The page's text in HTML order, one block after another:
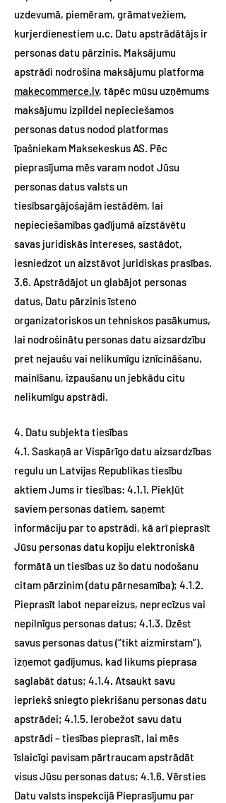
uzdevumā, piemēram, grāmatvežiem,
kurjerdienestiem u.c. Datu apstrādātājs ir
personas datu pārzinis. Maksājumu
apstrādi nodrošina maksājumu platforma
makecommerce.lv, tāpēc mūsu uzņēmums
maksājumu izpildei nepieciešamos
personas datus nodod platformas
īpašniekam Maksekeskus AS. Pēc
pieprasījuma mēs varam nodot Jūsu
personas datus valsts un
tiesībsargājošajām iestādēm, lai
nepieciešamības gadījumā aizstāvētu
savas juridiskās intereses, sastādot,
iesniedzot un aizstāvot juridiskas prasības.
3.6. Apstrādājot un glabājot personas
datus, Datu pārzinis īsteno
organizatoriskos un tehniskos pasākumus,
lai nodrošinātu personas datu aizsardzību
pret nejaušu vai nelikumīgu iznīcināšanu,
mainīšanu, izpaušanu un jebkādu citu
nelikumīgu apstrādi.
4. Datu subjekta tiesības
4.1. Saskaņā ar Vispārīgo datu aizsardzības
regulu un Latvijas Republikas tiesību
aktiem Jums ir tiesības: 4.1.1. Piekļūt
saviem personas datiem, saņemt
informāciju par to apstrādi, kā arī pieprasīt
Jūsu personas datu kopiju elektroniskā
formātā un tiesības uz šo datu nodošanu
citam pārzinim (datu pārnesamība); 4.1.2.
Pieprasīt labot nepareizus, neprecīzus vai
nepilnīgus personas datus; 4.1.3. Dzēst
savus personas datus (“tikt aizmirstam”),
izņemot gadījumus, kad likums pieprasa
saglabāt datus; 4.1.4. Atsaukt savu
iepriekš sniegto piekrišanu personas datu
apstrādei; 4.1.5. Ierobežot savu datu
apstrādi – tiesības pieprasīt, lai mēs
īslaicīgi pavisam pārtraucam apstrādāt
visus Jūsu personas datus; 4.1.6. Vērsties
Datu valsts inspekcijā Pieprasījumu par